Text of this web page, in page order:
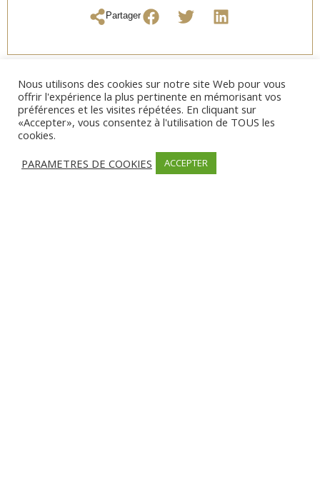
Partager
Nous utilisons des cookies sur notre site Web pour vous
offrir l'expérience la plus pertinente en mémorisant vos
préférences et les visites répétées. En cliquant sur
«Accepter», vous consentez à l'utilisation de TOUS les
cookies.
PARAMETRES DE COOKIES
ACCEPTER